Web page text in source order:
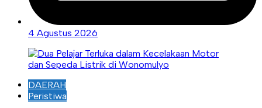
4 Agustus 2026
DAERAH
Peristiwa